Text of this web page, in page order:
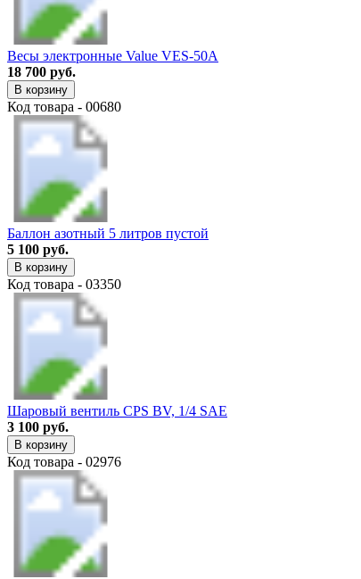
Весы электронные Value VES-50A
18 700 руб.
В корзину
Код товара - 00680
Баллон азотный 5 литров пустой
5 100 руб.
В корзину
Код товара - 03350
Шаровый вентиль CPS BV, 1/4 SAE
3 100 руб.
В корзину
Код товара - 02976